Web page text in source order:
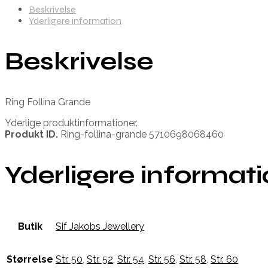
Beskrivelse
Yderligere information
Beskrivelse
Ring Follina Grande
Yderlige produktinformationer.
Produkt ID. Ring-follina-grande 5710698068460
Yderligere
Butik Sif Jakobs Jewellery
Størrelse Str. 50, Str. 52, Str. 54, Str. 56, Str. 58, Str. 60